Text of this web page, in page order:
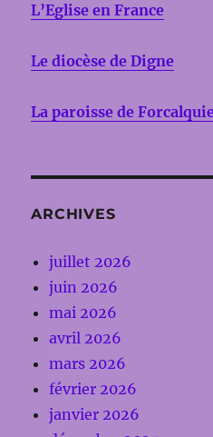
L’Eglise en France
Le diocèse de Digne
La paroisse de
ARCHIVES
juillet 2026
juin 2026
mai 2026
avril 2026
mars 2026
février 2026
janvier 2026